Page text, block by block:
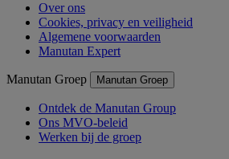
Over ons
Cookies, privacy en veiligheid
Algemene voorwaarden
Manutan Expert
Manutan Groep Manutan Groep
Ontdek de Manutan Group
Ons MVO-beleid
Werken bij de groep